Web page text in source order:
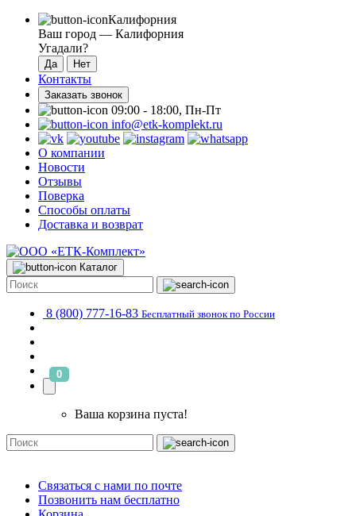
Калифорния
Ваш город — Калифорния
Угадали?
Контакты
Заказать звонок
09:00 - 18:00, Пн-Пт
info@etk-komplekt.ru
О компании
Новости
Отзывы
Поверка
Способы оплаты
Доставка и возврат
Каталог
8 (800) 777-16-83 Бесплатный звонок по России
0
Ваша корзина пуста!
Связаться с нами по почте
Позвонить нам бесплатно